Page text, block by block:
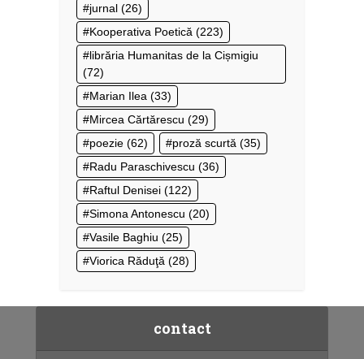
jurnal (26)
Kooperativa Poetică (223)
librăria Humanitas de la Cișmigiu
(72)
Marian Ilea (33)
Mircea Cărtărescu (29)
poezie (62) proză scurtă (35)
Radu Paraschivescu (36)
Raftul Denisei (122)
Simona Antonescu (20)
Vasile Baghiu (25)
Viorica Răduţă (28)
contact